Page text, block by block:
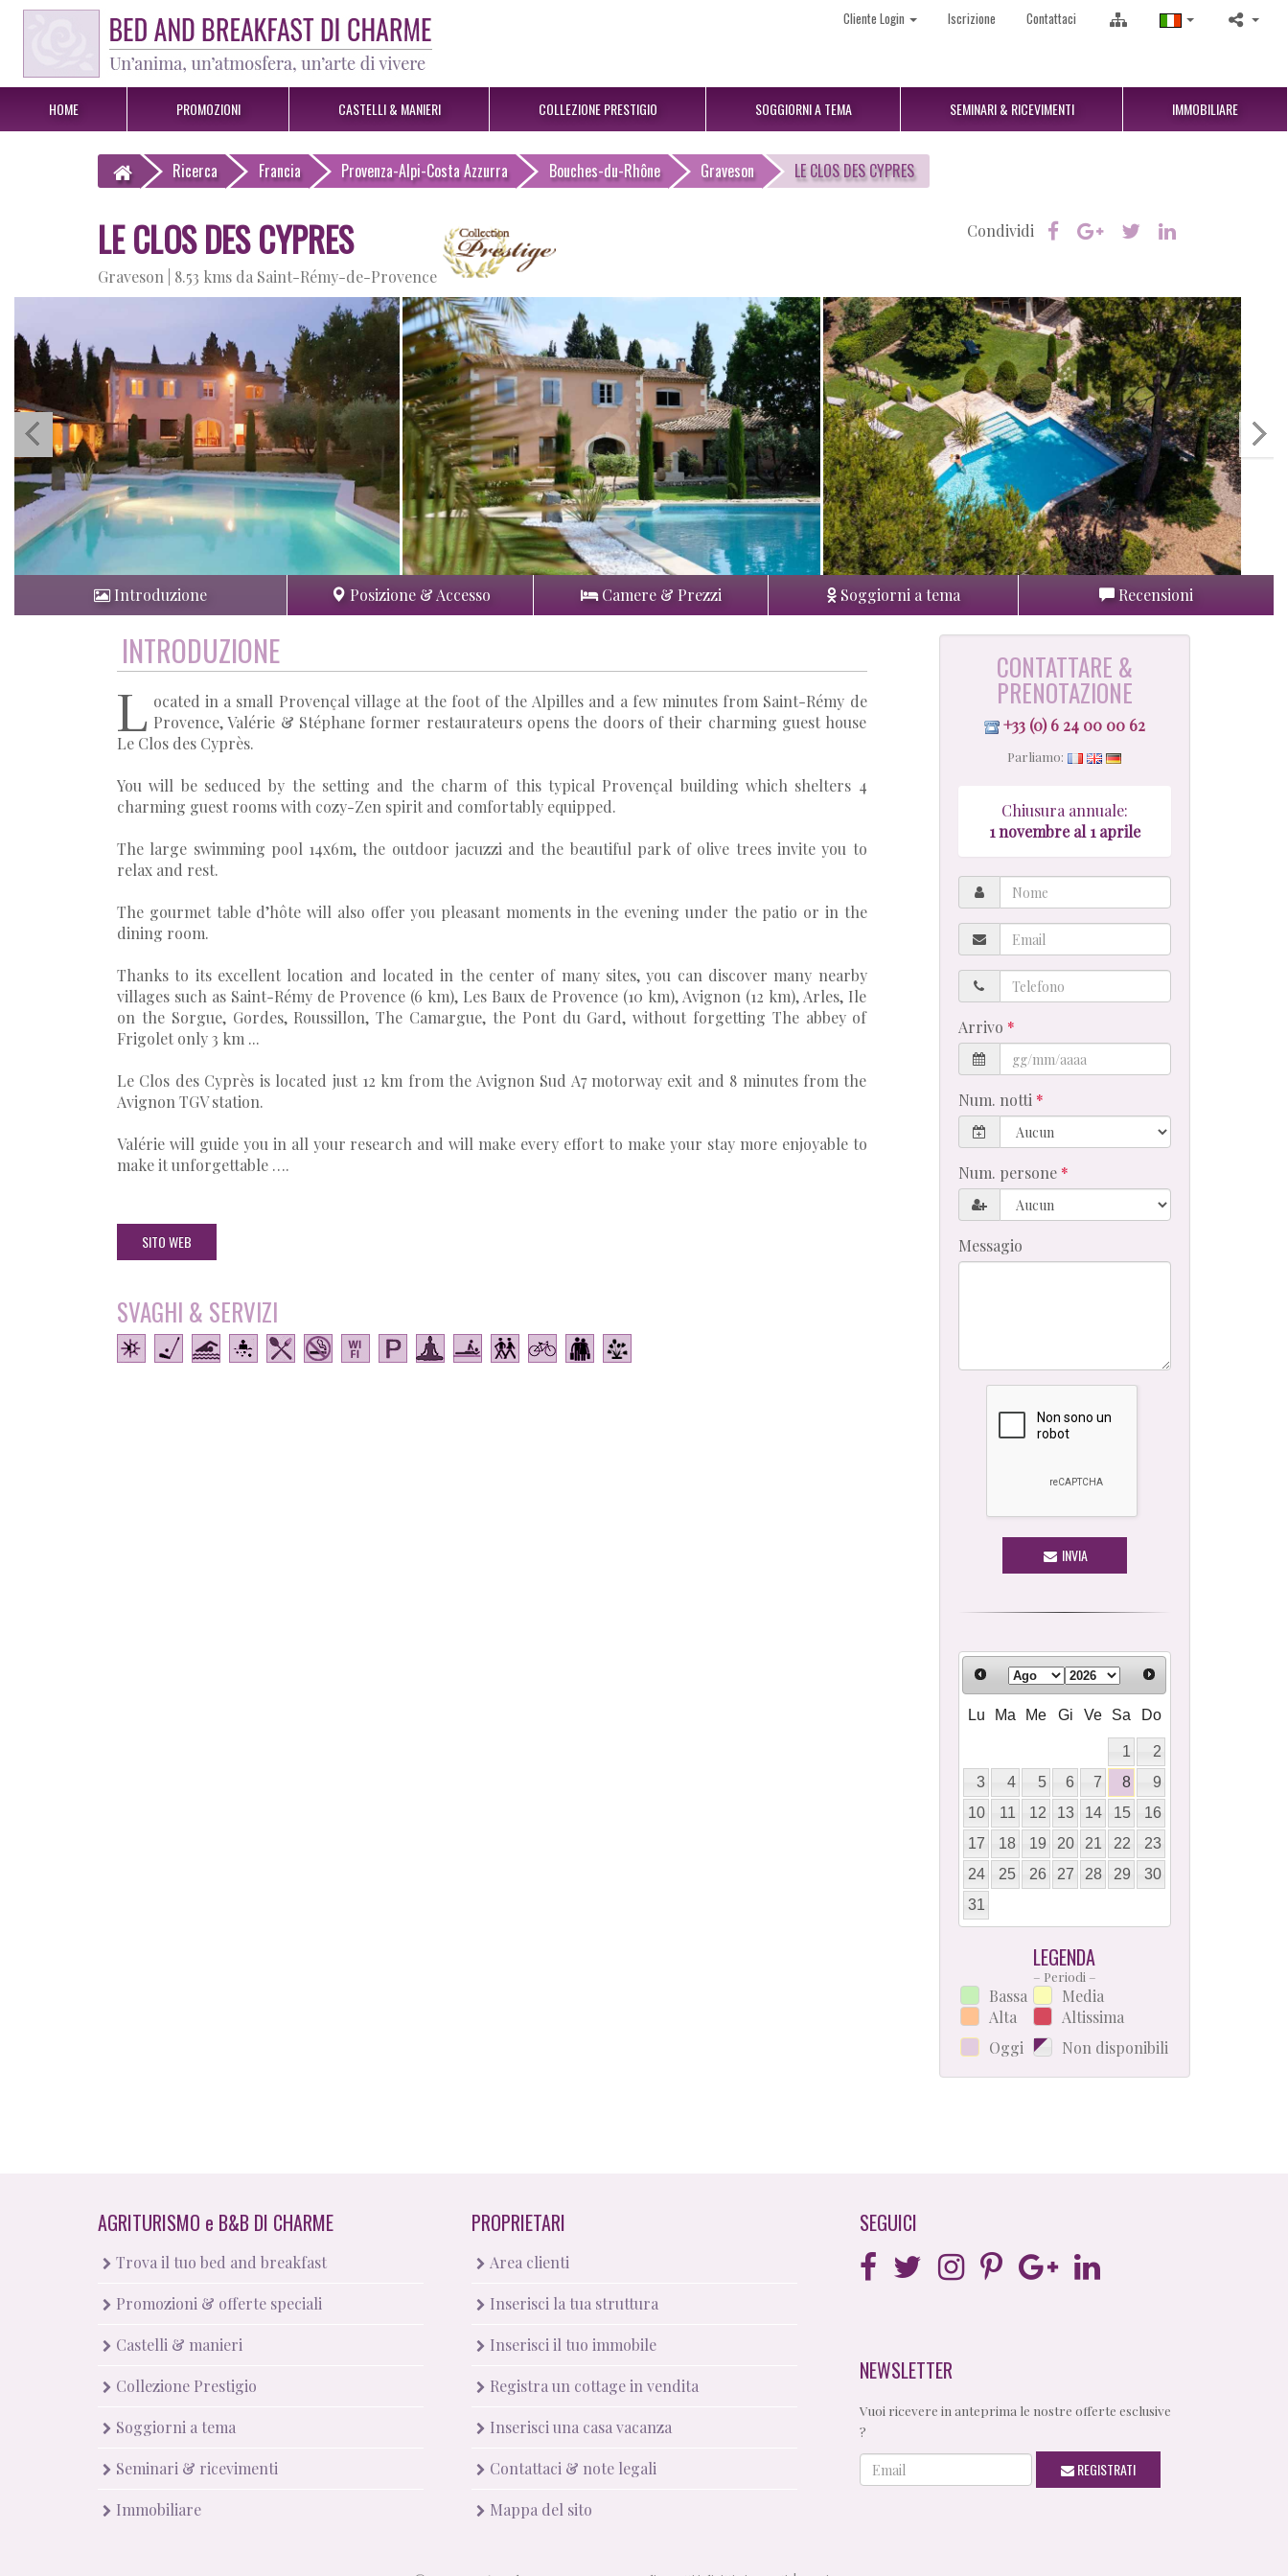
Cliente Login Iscrizione Contattaci
HOME PROMOZIONI CASTELLI & MANIERI COLLEZIONE PRESTIGIO SOGGIORNI A TEMA SEMINARI & RICEVIMENTI IMMOBILIARE
Ricerca Francia Provenza-Alpi-Costa Azzurra Bouches-du-Rhône Graveson LE CLOS DES CYPRES
LE CLOS DES CYPRES
Graveson | 8.53 kms da Saint-Rémy-de-Provence
Condividi
Introduzione Posizione & Accesso Camere & Prezzi Soggiorni a tema Recensioni
INTRODUZIONE
L ocated in a small Provençal village at the foot of the Alpilles and a few minutes from Saint-Rémy de
Provence, Valérie & Stéphane former restaurateurs opens the doors of their charming guest house
Le Clos des Cyprès.
You will be seduced by the setting and the charm of this typical Provençal building which shelters 4
charming guest rooms with cozy-Zen spirit and comfortably equipped.
The large swimming pool 14x6m, the outdoor jacuzzi and the beautiful park of olive trees invite you to
relax and rest.
The gourmet table d’hôte will also offer you pleasant moments in the evening under the patio or in the
dining room.
Thanks to its excellent location and located in the center of many sites, you can discover many nearby
villages such as Saint-Rémy de Provence (6 km), Les Baux de Provence (10 km), Avignon (12 km), Arles, Ile
on the Sorgue, Gordes, Roussillon, The Camargue, the Pont du Gard, without forgetting The abbey of
Frigolet only 3 km ...
Le Clos des Cyprès is located just 12 km from the Avignon Sud A7 motorway exit and 8 minutes from the
Avignon TGV station.
Valérie will guide you in all your research and will make every effort to make your stay more enjoyable to
make it unforgettable ….
SITO WEB
SVAGHI & SERVIZI
CONTATTARE &
PRENOTAZIONE
+33 (0) 6 24 00 00 62
Parliamo:
Chiusura annuale:
1novembre al 1aprile
Nome
Email
Telefono
Arrivo
Num. notti
Num. persone
Messagio
INVIA
Lu Ma Me Gi Ve Sa Do
1
2
3
4 5 6 7 8
9
10
11 12 13 14 15
16
17
18 19 20 21 22
23
24
25 26 27 28 29
30
31
LEGENDA
– Periodi –
Bassa
Alta
Oggi
Media
Altissima
Non disponibili
AGRITURISMO e B&B DI CHARME
Trova il tuo bed and breakfast
Promozioni & offerte speciali
Castelli & manieri
Collezione Prestigio
Soggiorni a tema
Seminari & ricevimenti
Immobiliare
PROPRIETARI
Area clienti
Inserisci la tua struttura
Inserisci il tuo immobile
Registra un cottage in vendita
Inserisci una casa vacanza
Contattaci & note legali
Mappa del sito
SEGUICI
NEWSLETTER
Vuoi ricevere in anteprima le nostre offerte esclusive
?
Email REGISTRATI